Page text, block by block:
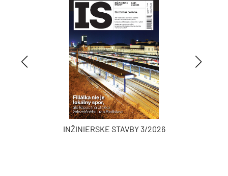
INŽINIERSKE STAVBY 3/2026